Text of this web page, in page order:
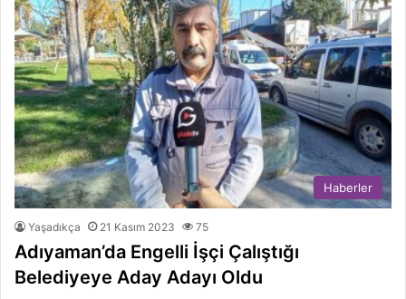
Haberler
Yaşadıkça 21 Kasım 2023 75
Adıyaman’da Engelli İşçi Çalıştığı
Belediyeye Aday Adayı Oldu